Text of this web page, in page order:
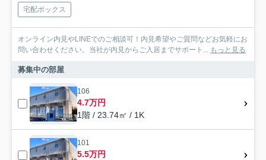
宅配ボックス
オンライン内見やLINEでのご相談可！内見希望やご質問などお気軽にお
問い合わせください。当社が内見からご入居までサポート... もっと見る
募集中の部屋
106
4.7万円
1階 / 23.74㎡ / 1K
101
5.5万円